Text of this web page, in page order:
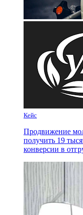
Кейс
Продвижение
получить 19
конверсии в